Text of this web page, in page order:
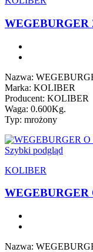
Nazwa:
Marka: KOLIBER
Producent: KOLIBER
Waga: 0.600Kg.
Typ: mrożony
Szybki podgląd
KOLIBER
Nazwa: